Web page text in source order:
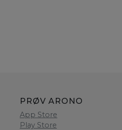
PRØV ARONO
App Store
Play Store